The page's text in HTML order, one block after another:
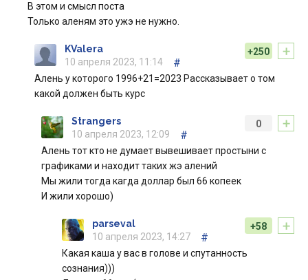
В этом и смысл поста
Только аленям это ужэ не нужно.
+
+250
KValera
10 апреля 2023, 11:14
#
Алень у которого 1996+21=2023 Рассказывает о том
какой должен быть курс
+
0
Strangers
10 апреля 2023, 12:09
#
Алень тот кто не думает вывешивает простыни с
графиками и находит таких жэ алений
Мы жили тогда кагда доллар был 66 копеек
И жили хорошо)
+
+58
parseval
10 апреля 2023, 14:27
#
Какая каша у вас в голове и спутанность
сознания)))